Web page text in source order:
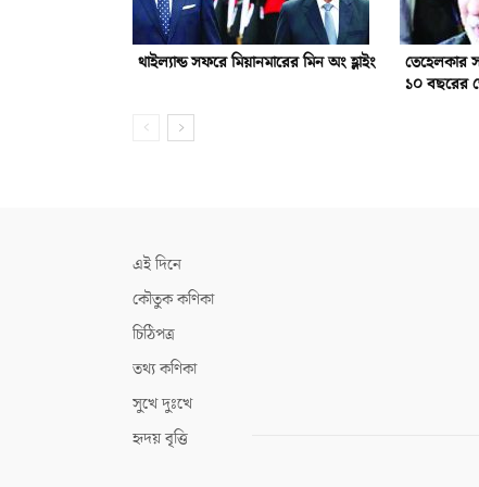
থাইল্যান্ড সফরে মিয়ানমারের মিন অং হ্লাইং
তেহেলকার
১০ বছরের
এই দিনে
কৌতুক কণিকা
চিঠিপত্র
তথ্য কণিকা
সুখে দুঃখে
হৃদয় বৃত্তি